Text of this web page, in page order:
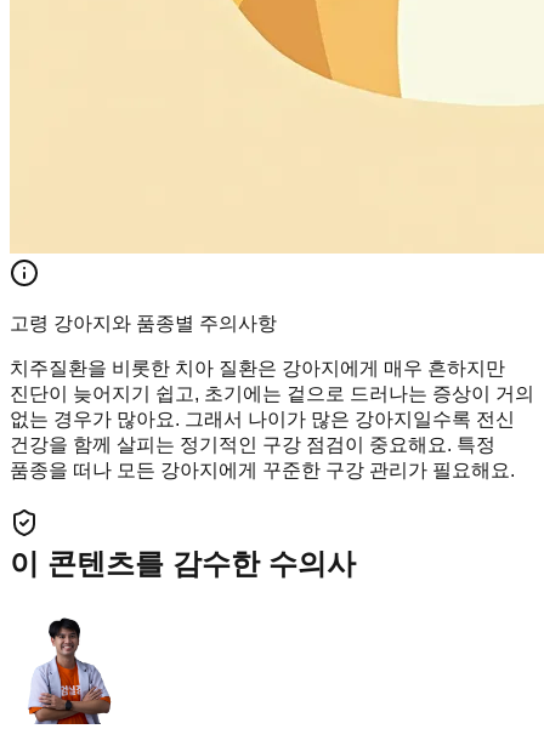
고령 강아지와 품종별 주의사항
치주질환을 비롯한 치아 질환은 강아지에게 매우 흔하지만
진단이 늦어지기 쉽고, 초기에는 겉으로 드러나는 증상이 거의
없는 경우가 많아요. 그래서 나이가 많은 강아지일수록 전신
건강을 함께 살피는 정기적인 구강 점검이 중요해요. 특정
품종을 떠나 모든 강아지에게 꾸준한 구강 관리가 필요해요.
이 콘텐츠를 감수한 수의사